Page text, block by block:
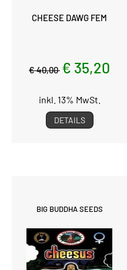
CHEESE DAWG FEM
€ 40,00 € 35,20
inkl. 13% MwSt.
DETAILS
BIG BUDDHA SEEDS